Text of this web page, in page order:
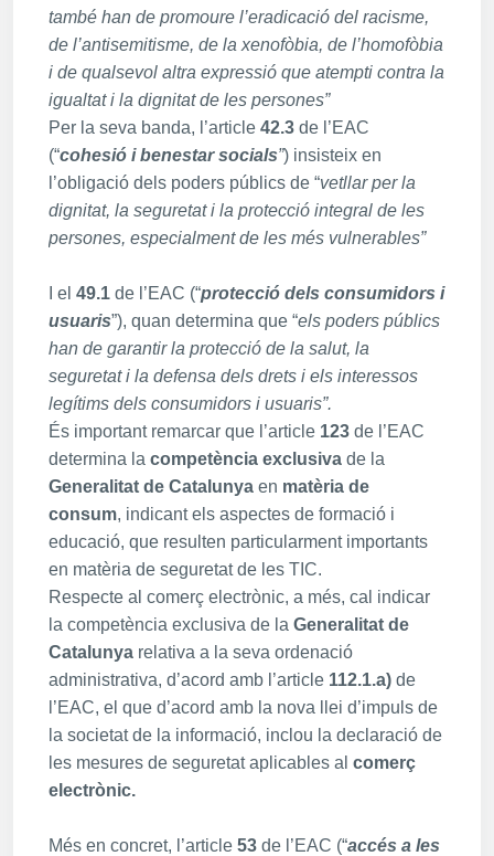
també han de promoure l’eradicació del racisme,
de l’antisemitisme, de la xenofòbia, de l’homofòbia
i de qualsevol altra expressió que atempti contra la
igualtat i la dignitat de les persones”
Per la seva banda, l’article 42.3 de l’EAC
(“cohesió i benestar socials”) insisteix en
l’obligació dels poders públics de “vetllar per la
dignitat, la seguretat i la protecció integral de les
persones, especialment de les més vulnerables”
I el 49.1 de l’EAC (“protecció dels consumidors i
usuaris”), quan determina que “els poders públics
han de garantir la protecció de la salut, la
seguretat i la defensa dels drets i els interessos
legítims dels consumidors i usuaris”.
És important remarcar que l’article 123 de l’EAC
determina la competència exclusiva de la
Generalitat de Catalunya en matèria de
consum, indicant els aspectes de formació i
educació, que resulten particularment importants
en matèria de seguretat de les TIC.
Respecte al comerç electrònic, a més, cal indicar
la competència exclusiva de la Generalitat de
Catalunya relativa a la seva ordenació
administrativa, d’acord amb l’article 112.1.a) de
l’EAC, el que d’acord amb la nova llei d’impuls de
la societat de la informació, inclou la declaració de
les mesures de seguretat aplicables al comerç
electrònic.
Més en concret, l’article 53 de l’EAC (“accés a les